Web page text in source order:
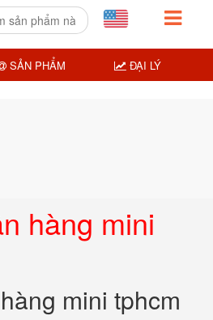
hàng mini
mini tphcm
SẢN PHẨM ĐẠI LÝ